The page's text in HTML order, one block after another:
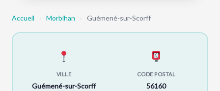
Accueil › Morbihan › Guémené-sur-Scorff
VILLE
Guémené-sur-Scorff
CODE POSTAL
56160